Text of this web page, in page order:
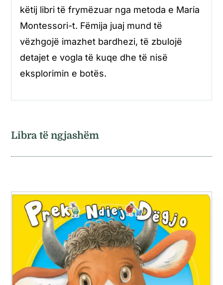
këtij libri të frymëzuar nga metoda e Maria
Montessori-t. Fëmija juaj mund të
vëzhgojë imazhet bardhezi, të zbulojë
detajet e vogla të kuqe dhe të nisë
eksplorimin e botës.
Libra të ngjashëm